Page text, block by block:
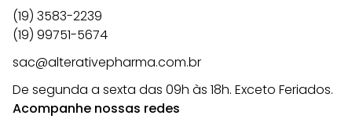
(19) 3583-2239
(19) 99751-5674
sac@alterativepharma.com.br
De segunda a sexta das 09h às 18h. Exceto Feriados.
Acompanhe nossas redes